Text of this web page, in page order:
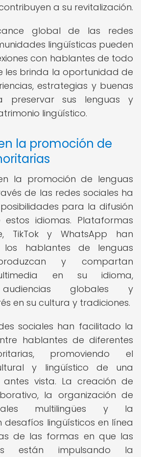
a su revitalización.
global de las redes
lingüísticas pueden
con hablantes de todo
les brinda la oportunidad de
estrategias y buenas
preservar sus lenguas y
lingüístico.
la promoción de
la promoción de lenguas
de las redes sociales ha
para la difusión
idiomas. Plataformas
TikTok y WhatsApp han
los hablantes de lenguas
y compartan
en su idioma,
globales y
en su cultura y tradiciones.
sociales han facilitado la
hablantes de diferentes
promoviendo el
y lingüístico de una
vista. La creación de
la organización de
multilingües y la
lingüísticos en línea
de las formas en que las
están impulsando la